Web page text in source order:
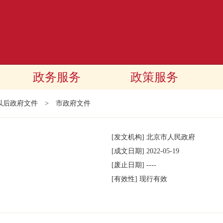
政务服务 政策服务
后政府文件 > 市政府文件
[发文机构] 北京市人民政府
[成文日期] 2022-05-19
[废止日期] ----
[有效性] 现行有效